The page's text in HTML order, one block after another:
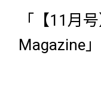
「【11月
Magazine